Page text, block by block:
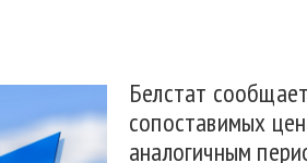
Белстат
сопоставимых
аналогичным